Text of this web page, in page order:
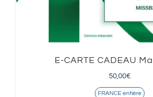
E-CARTE CADEAU
50,00€
FRANCE entière